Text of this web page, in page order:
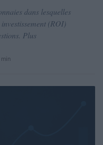
dans lesquelles
(ROI)
Plus
min